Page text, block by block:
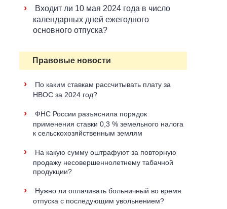
›
Входит ли 10 мая 2024 года в число
календарных дней ежегодного
основного отпуска?
Правовые новости
›
По каким ставкам рассчитывать плату за
НВОС за 2024 год?
›
ФНС России разъяснила порядок
применения ставки 0,3 % земельного налога
к сельскохозяйственным землям
›
На какую сумму оштрафуют за повторную
продажу несовершеннолетнему табачной
продукции?
›
Нужно ли оплачивать больничный во время
отпуска с последующим увольнением?